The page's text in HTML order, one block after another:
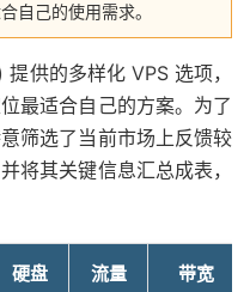
自己的使用需求。
供的多样化 VPS 选项，
最适合自己的方案。为了
筛选了当前市场上反馈较
将其关键信息汇总成表，
硬盘 流量 带宽